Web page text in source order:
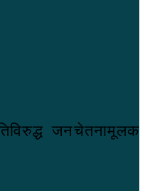
जनचेतनामूलक